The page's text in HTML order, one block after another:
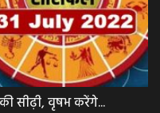
सीढ़ी, वृषभ करेंगे...